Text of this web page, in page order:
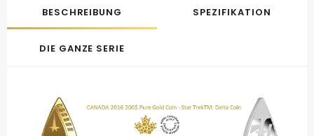
BESCHREIBUNG SPEZIFIKATION
DIE GANZE SERIE